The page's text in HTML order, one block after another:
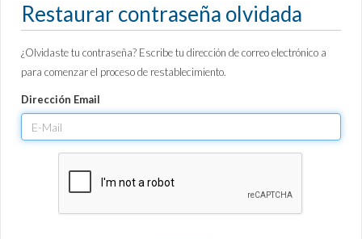
Restaurar contraseña olvidada
¿Olvidaste tu contraseña? Escribe tu dirección de correo electrónico a
para comenzar el proceso de restablecimiento.
Dirección Email